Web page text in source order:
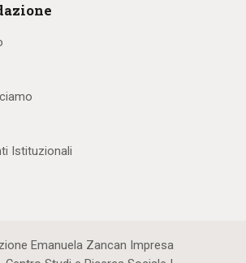
Istituzionali
Emanuela Zancan Impresa